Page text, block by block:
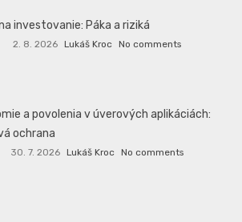
investovanie: Páka a riziká
2. 8. 2026 Lukáš Kroc No comments
a povolenia v úverových aplikáciách:
ochrana
30. 7. 2026 Lukáš Kroc No comments